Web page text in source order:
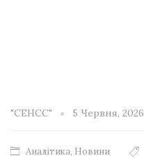
"СЕНСС" 5 Червня, 2026
Аналітика, Новини